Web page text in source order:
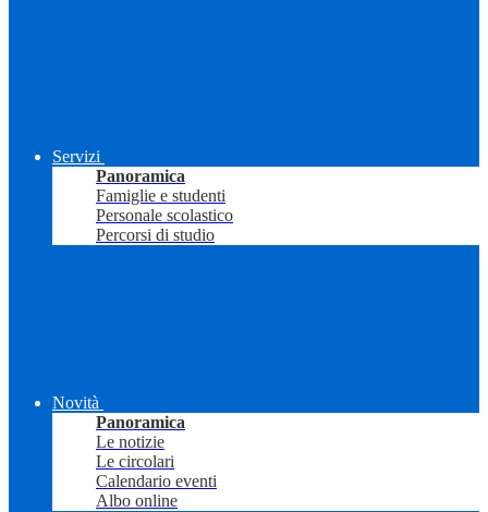
Servizi
Panoramica
Famiglie e studenti
Personale scolastico
Percorsi di studio
Novità
Panoramica
Le notizie
Le circolari
Calendario eventi
Albo online